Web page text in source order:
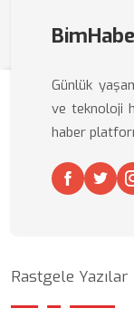
Günlük
ve teknoloji
haber
Rastgele Yazılar